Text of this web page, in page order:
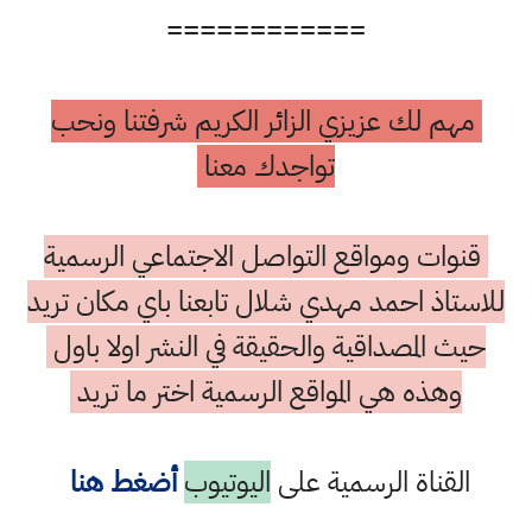
============
مهم لك عزيزي الزائر الكريم شرفتنا ونحب
تواجدك معنا
قنوات ومواقع التواصل الاجتماعي الرسمية
للاستاذ احمد مهدي شلال تابعنا باي مكان تريد
حيث المصداقية والحقيقة في النشر اولا باول
وهذه هي المواقع الرسمية اختر ما تريد
القناة الرسمية على اليوتيوب أضغط هنا